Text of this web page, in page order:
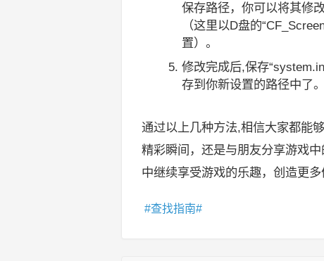
保存路径，你可以将其修
（这里以D盘的
置）。
修改完成后,保存
存到你新设置的路径中了。
通过以上几种方法,相信大家都能
精彩瞬间，还是与朋友分享游戏
中继续享受游戏的乐趣，创造更多
查找指南